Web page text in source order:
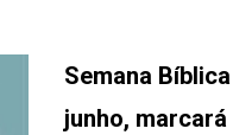
Semana
junho,